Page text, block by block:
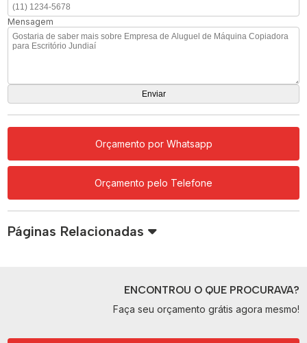
Mensagem
Orçamento por Whatsapp
Orçamento pelo Telefone
Páginas Relacionadas
ENCONTROU O QUE PROCURAVA?
Faça seu orçamento grátis agora mesmo!